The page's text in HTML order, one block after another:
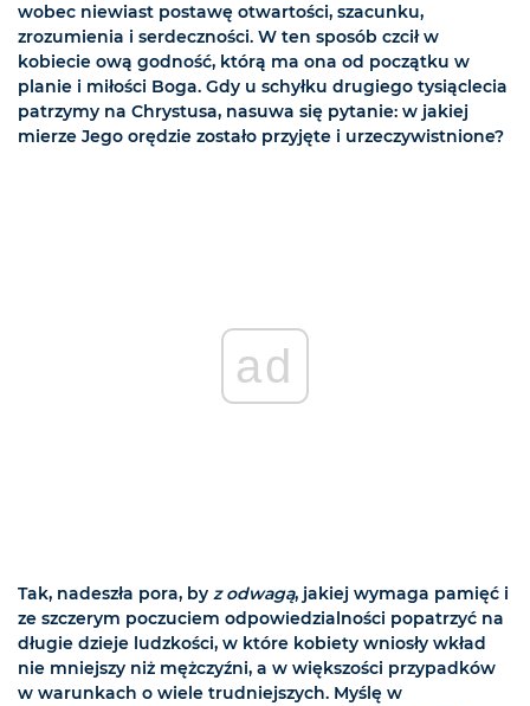
wobec niewiast postawę otwartości, szacunku,
zrozumienia i serdeczności. W ten sposób czcił w
kobiecie ową godność, którą ma ona od początku w
planie i miłości Boga. Gdy u schyłku drugiego tysiąclecia
patrzymy na Chrystusa, nasuwa się pytanie: w jakiej
mierze Jego orędzie zostało przyjęte i urzeczywistnione?
ad
Tak, nadeszła pora, by z odwagą, jakiej wymaga pamięć i
ze szczerym poczuciem odpowiedzialności popatrzyć na
długie dzieje ludzkości, w które kobiety wniosły wkład
nie mniejszy niż mężczyźni, a w większości przypadków
w warunkach o wiele trudniejszych. Myślę w